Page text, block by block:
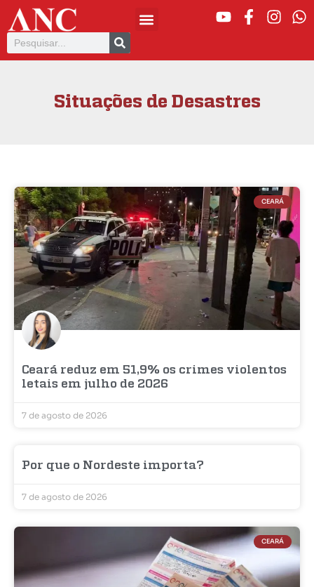
Situações de Desastres
CEARÁ
Ceará reduz em 51,9% os crimes violentos
letais em julho de 2026
7 de agosto de 2026
Por que o Nordeste importa?
7 de agosto de 2026
CEARÁ